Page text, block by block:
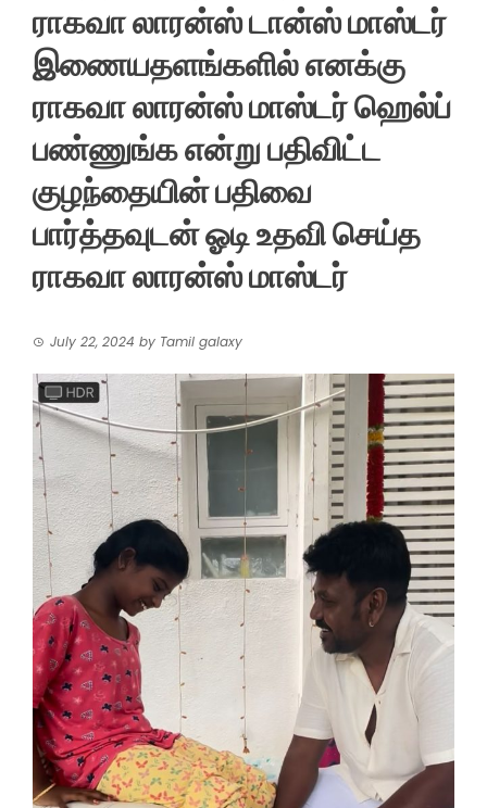
ராகவா லாரன்ஸ் டான்ஸ் மாஸ்டர்
இணையதளங்களில் எனக்கு
ராகவா லாரன்ஸ் மாஸ்டர் ஹெல்ப்
பண்ணுங்க என்று பதிவிட்ட
குழந்தையின் பதிவை
பார்த்தவுடன் ஓடி உதவி செய்த
ராகவா லாரன்ஸ் மாஸ்டர்
July 22, 2024 by Tamil galaxy